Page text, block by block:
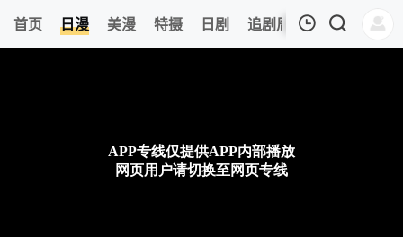
首页 日漫 美漫 特摄 日剧 追剧周表 今日更新